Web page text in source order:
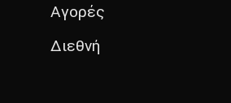
Αγορές
Διεθνή